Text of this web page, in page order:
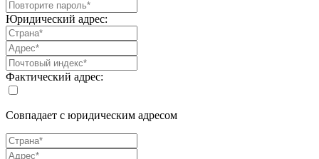
Юридический адрес:
Фактический адрес:
Совпадает с юридическим адресом